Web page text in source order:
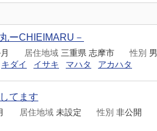
ーCHIEIMARU－
居住地域 三重県 志摩市 性別
キダイ イサキ マハタ アカハタ
てます
居住地域 未設定 性別 非公開